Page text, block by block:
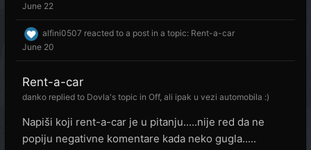
June 22
alfini0507 reacted to a post in a topic: Rent-a-car
June 20
Rent-a-car
danko replied to Dovla's topic in Off, ali ipak u vezi automobila :)
Napiši koji rent-a-car je u pitanju.....nije red da ne
popiju negativne komentare kada neko gugla.....